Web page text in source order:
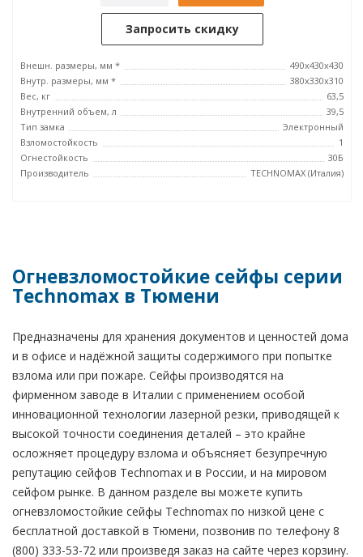
Запросить скидку
Внешн. размеры, мм *
490х430х430
Внутр. размеры, мм *
380х330х310
Вес, кг
63,5
Внутренний объем, л
39,5
Тип замка
Электронный
Взломостойкость
1
Огнестойкость
30Б
Производитель
TECHNOMAX (Италия)
Огневзломостойкие сейфы серии
Technomax в Тюмени
Предназначены для хранения документов и ценностей дома
и в офисе и надёжной защиты содержимого при попытке
взлома или при пожаре. Сейфы производятся на
фирменном заводе в Италии с применением особой
инновационной технологии лазерной резки, приводящей к
высокой точности соединения деталей – это крайне
осложняет процедуру взлома и объясняет безупречную
репутацию сейфов Technomax и в России, и на мировом
сейфом рынке. В данном разделе вы можете купить
огневзломостойкие сейфы Technomax по низкой цене с
бесплатной доставкой в Тюмени, позвонив по телефону 8
(800) 333-53-72 или произведя заказ на сайте через корзину.